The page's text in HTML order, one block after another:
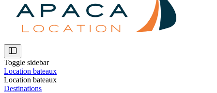
Toggle sidebar
Location bateaux
Location bateaux
Destinations